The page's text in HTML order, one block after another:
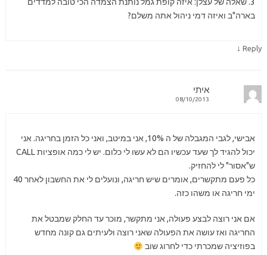
בארה"ב ואיזה דמי ניהול אתה משלם?
Reply
↓
איתי
08/10/2013
אבישי, לגבי המגבלה של ה 10%, אני במיטב, ואני כל הזמן בחריגה. אני
יכול להגיד לך שעד עכשיו הם לא עשו לי כלום. יש לי כמה אופציות CALL
ש"אסור" לי להחזיק.
כל פעם מתקשרים, אומרים שיש חריגה, ונועלים לי את החשבון לאחר 40
ימי חריגה או משהו כזה.
אם אני רוצה לבצע פעולה, אני מתקשר, מוכר עד החלק שמבטל את
החריגה ואז עושה את הפעולה שאני רוצה ולעיתים גם קונה מחדש
בפוזיציה שמכרתי כדי לחרוג שוב